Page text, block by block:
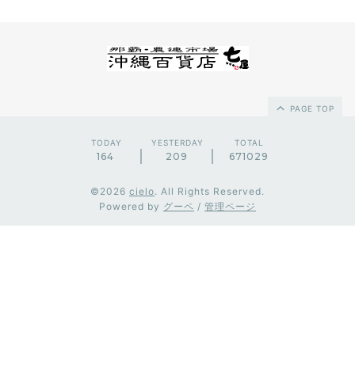
PAGE TOP
TODAY
164
YESTERDAY
209
TOTAL
671029
©2026 cielo. All Rights Reserved.
Powered by グーペ / 管理ページ